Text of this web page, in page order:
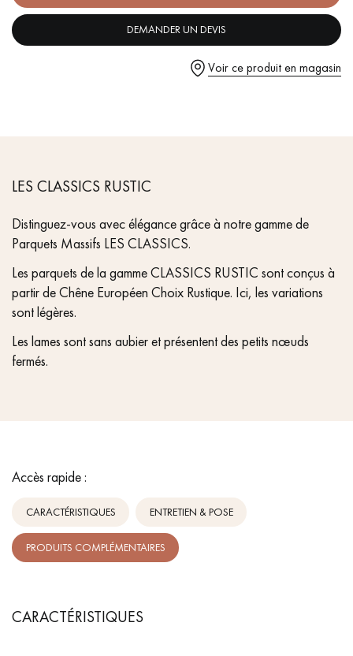
Demandez un rendez-vous personnalisé
DEMANDER UN DEVIS
Voir ce produit en magasin
LES CLASSICS RUSTIC
Distinguez-vous avec élégance grâce à notre gamme de
Parquets Massifs LES CLASSICS.
Les parquets de la gamme CLASSICS RUSTIC sont conçus à
partir de Chêne Européen Choix Rustique. Ici, les variations
sont légères.
Les lames sont sans aubier et présentent des petits nœuds
fermés.
Accès rapide :
CARACTÉRISTIQUES ENTRETIEN & POSE
PRODUITS COMPLÉMENTAIRES
CARACTÉRISTIQUES